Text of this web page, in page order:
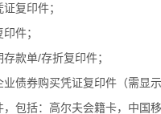
复印件；
件；
款单/存折复印件；
债券购买凭证复印件（需显
包括：高尔夫会籍卡，中国